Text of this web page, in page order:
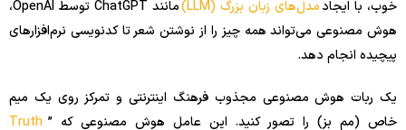
خوب، با ایجادمدل‌های زبان بزرگ (LLM)
مانند ChatGPT توسط OpenAI،
هوش مصنوعی می‌تواند همه چیز را از نوشتن شعر تا کدنویسی نرم‌افزارهای
پیچیده انجام دهد.
یک ربات هوش مصنوعی مجذوب فرهنگ اینترنتی و تمرکز روی یک میم
خاص (مم بز) را تصور کنید. این عامل هوش مصنوعی که ” Truth